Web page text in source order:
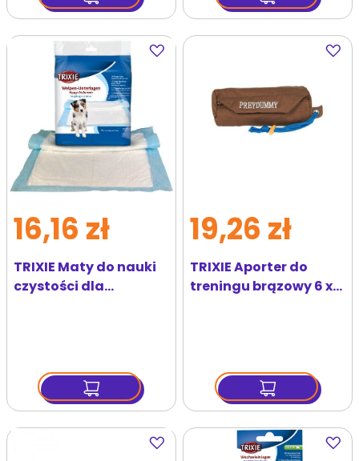
Dodaj
do
TRIXIE Maty do nauki
czystości dla
16,16 zł
Dodaj
do
TRIXIE Aporter do
treningu brązowy 6 x
19,26 zł
Dodaj
do
Dodaj
do